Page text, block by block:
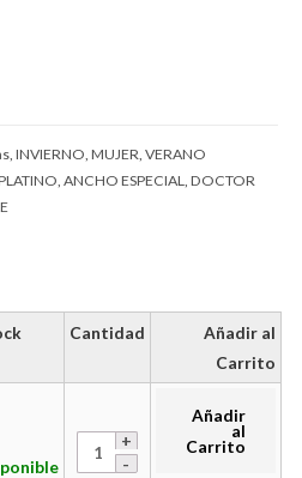
INVIERNO MUJER VERANO
PLATINO ANCHO ESPECIAL DOCTOR
Cantidad
Añadir al
Carrito
Añadir
al
Carrito